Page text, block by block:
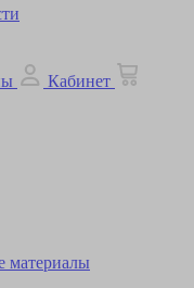
Кабинет
материалы